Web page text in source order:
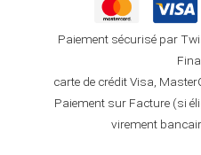
Paiement sécurisé par
carte de crédit Visa,
Paiement sur Facture (si
virement